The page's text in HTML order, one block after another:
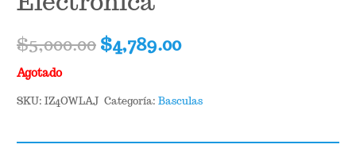
$5,000.00 Original
price
$5,000.00.
$4,789.00Current
$4,789.00.
Agotado
SKU: IZ4OWLAJ Categoría:Basculas